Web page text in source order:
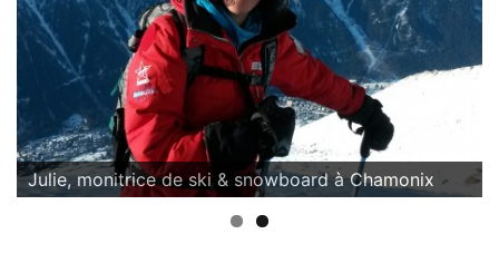
Julie, monitrice de ski & snowboard à Chamonix